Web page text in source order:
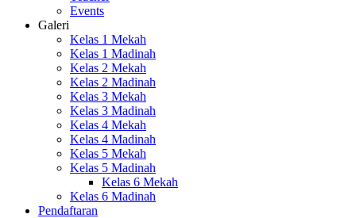
Events
Galeri
Kelas 1 Mekah
Kelas 1 Madinah
Kelas 2 Mekah
Kelas 2 Madinah
Kelas 3 Mekah
Kelas 3 Madinah
Kelas 4 Mekah
Kelas 4 Madinah
Kelas 5 Mekah
Kelas 5 Madinah
Kelas 6 Mekah
Kelas 6 Madinah
Pendaftaran